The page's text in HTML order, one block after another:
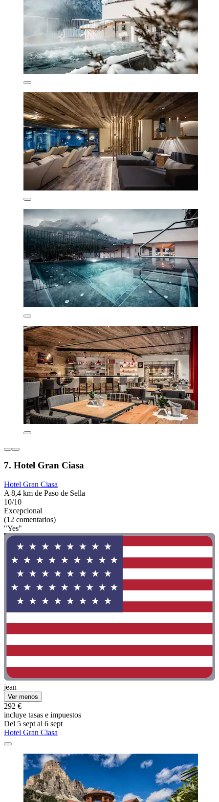
7. Hotel Gran Ciasa
Hotel Gran Ciasa
A 8,4 km de Paso de Sella
10/10
Excepcional
(12 comentarios)
"Yes"
jean
Ver menos
292 €
incluye tasas e impuestos
Del 5 sept al 6 sept
Hotel Gran Ciasa